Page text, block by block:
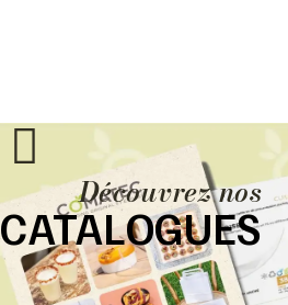
Découvrez nos
CATALOGUES